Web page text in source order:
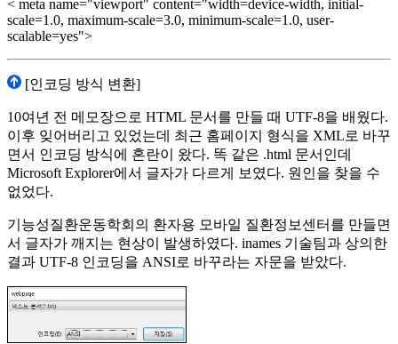
< meta name="viewport" content="width=device-width, initial-
scale=1.0, maximum-scale=3.0, minimum-scale=1.0, user-
scalable=yes">
[인코딩 방식 변환]
10여년 전 메모장으로 HTML 문서를 만들 때 UTF-8을 배웠다.
이후 잊어버리고 있었는데 최근 홈페이지 형식을 XML로 바꾸
면서 인코딩 방식에 혼란이 왔다. 똑 같은 .html 문서인데
Microsoft Explorer에서 글자가 다르게 보였다. 원인을 찾을 수
없었다.
기능성질환운동학회의 환자용 모바일 질환정보센터를 만들면
서 글자가 깨지는 현상이 발생하였다. inames 기술팀과 상의한
결과 UTF-8 인코딩을 ANSI로 바꾸라는 자문을 받았다.